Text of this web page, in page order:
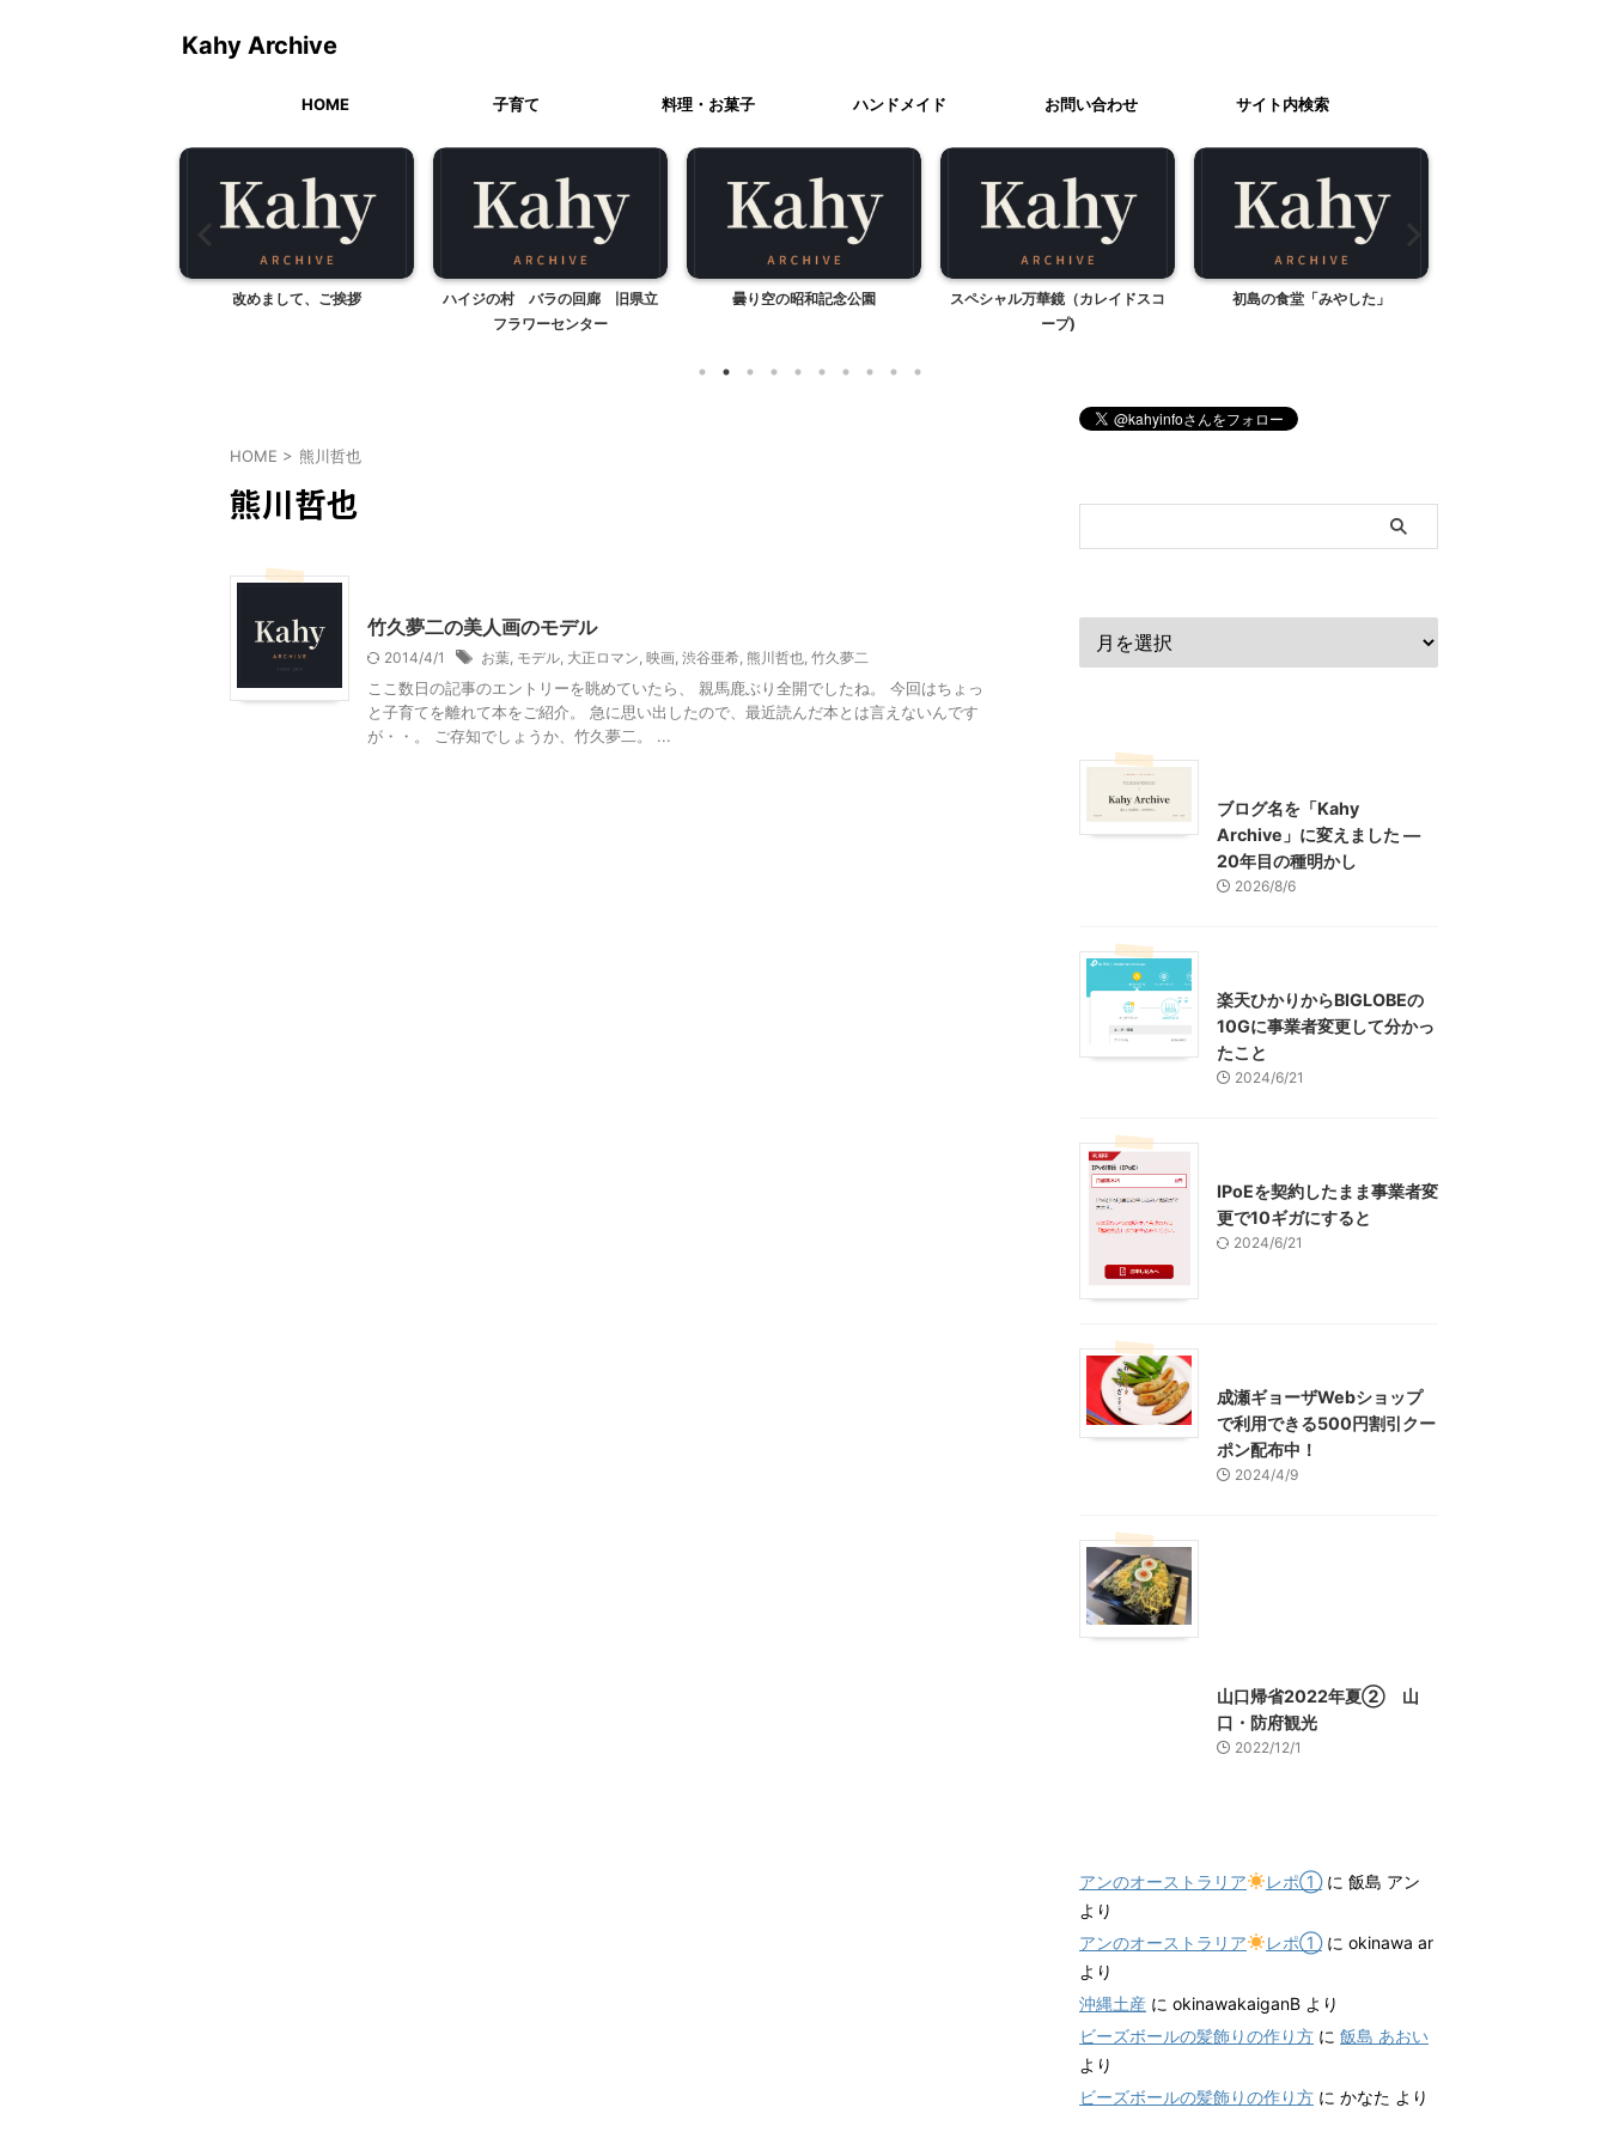
Kahy Archive
HOME 子育て 料理・お菓子 ハンドメイド お問い合わせ サイト内検索
改めまして、ご挨拶
ハイジの村 バラの回廊 旧県立
フラワーセンター
曇り空の昭和記念公園
スペシャル万華鏡（カレイドスコ
ープ)
初島の食堂「みやした」
HOME > 熊川哲也
熊川哲也
竹久夢二の美人画のモデル
2014/4/1 お葉 モデル 大正ロマン 映画 渋谷亜希 熊川哲也 竹久夢二
ここ数日の記事のエントリーを眺めていたら、 親馬鹿ぶり全開でしたね。 今回はちょっ
と子育てを離れて本をご紹介。 急に思い出したので、最近読んだ本とは言えないんです
が・・。 ご存知でしょうか、竹久夢二。 ...
ブログ名を「Kahy
Archive」に変えました ―
20年目の種明かし
2026/8/6
楽天ひかりからBIGLOBEの
10Gに事業者変更して分かっ
たこと
2024/6/21
IPoEを契約したまま事業者変
更で10ギガにすると
2024/6/21
成瀬ギョーザWebショップ
で利用できる500円割引クー
ポン配布中！
2024/4/9
山口帰省2022年夏② 山
口・防府観光
2022/12/1
アンのオーストラリア レポ①に 飯島 アン
より
アンのオーストラリア
レポ①に okinawa ar
より
沖縄土産 に okinawakaiganB より
ビーズボールの髪飾りの作り方 に 飯島 あおい
より
ビーズボールの髪飾りの作り方 に かなた より